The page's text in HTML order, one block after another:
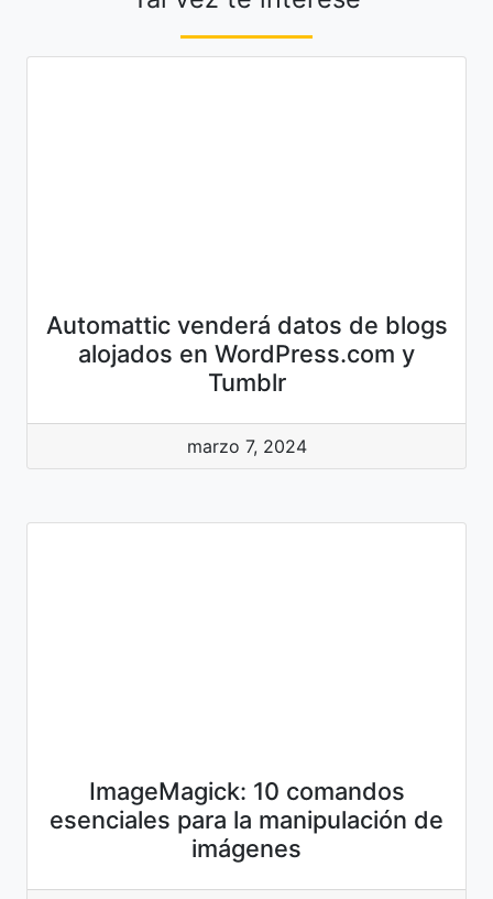
Automattic venderá datos de blogs
alojados en WordPress.com y
Tumblr
marzo 7, 2024
ImageMagick: 10 comandos
esenciales para la manipulación de
imágenes